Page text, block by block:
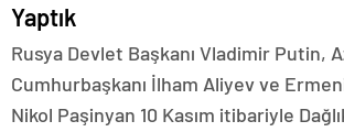
Yaptık
Rusya Devlet Başkanı Vladimir Putin,
Cumhurbaşkanı İlham Aliyev ve
Nikol Paşinyan 10 Kasım itibariyle